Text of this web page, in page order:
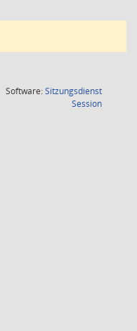
Software:Sitzungsdienst
Session(Wird in